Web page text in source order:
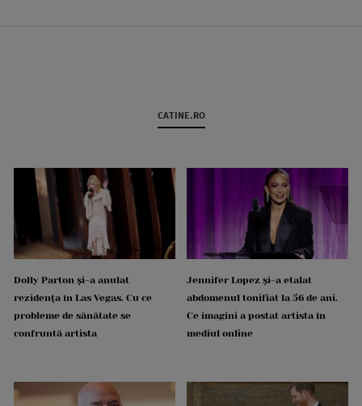
CATINE.RO
Dolly Parton și-a anulat
rezidența în Las Vegas. Cu ce
probleme de sănătate se
confruntă artista
Jennifer Lopez și-a etalat
abdomenul tonifiat la 56 de ani.
Ce imagini a postat artista în
mediul online